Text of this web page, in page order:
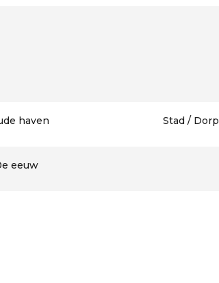
haven Stad / Dorp
eeuw